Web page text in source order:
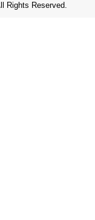
Rights Reserved.